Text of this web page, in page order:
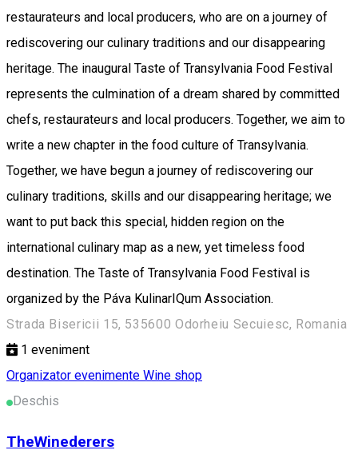
restaurateurs and local producers, who are on a journey of
rediscovering our culinary traditions and our disappearing
heritage. The inaugural Taste of Transylvania Food Festival
represents the culmination of a dream shared by committed
chefs, restaurateurs and local producers. Together, we aim to
write a new chapter in the food culture of Transylvania.
Together, we have begun a journey of rediscovering our
culinary traditions, skills and our disappearing heritage; we
want to put back this special, hidden region on the
international culinary map as a new, yet timeless food
destination. The Taste of Transylvania Food Festival is
organized by the Páva KulinarIQum Association.
Strada Bisericii 15, 535600 Odorheiu Secuiesc, Romania
1 eveniment
Organizator evenimente Wine shop
Deschis
TheWinederers